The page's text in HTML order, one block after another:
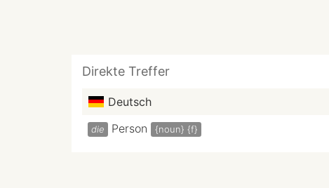
Direkte Treffer
Deutsch
die Person {noun} {f}